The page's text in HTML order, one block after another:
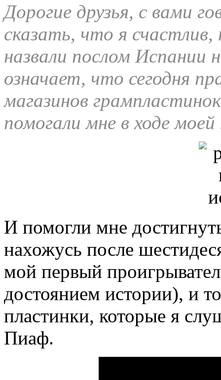
Дорогие друзья, с вами
сказать, что я
назвали послом Испании
означает, что сегодня
магазинов
помогали мне в ходе
И помогли мне
нахожусь после
мой первый
достоянием истории), и
пластинки, которые я
Пиаф.